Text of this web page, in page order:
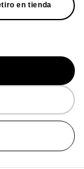
en tienda